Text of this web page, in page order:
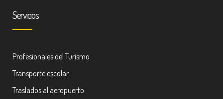
Servicios
Profesionales del Turismo
Transporte escolar
Traslados al aeropuerto